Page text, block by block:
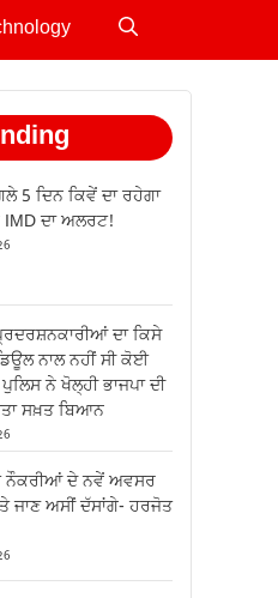
5 ਦਿਨ ਕਿਵੇਂ ਦਾ ਰਹੇਗਾ
ਦਾ ਅਲਰਟ!
ਦਾ ਕਿਸੇ
ਨਾਲ ਨਹੀਂ ਸੀ ਕੋਈ
ਨੇ ਖੋਲ੍ਹੀ ਭਾਜਪਾ ਦੀ
ਸਖ਼ਤ ਬਿਆਨ
ਨੌਕਰੀਆਂ ਦੇ ਨਵੇਂ ਅਵਸਰ
ਜਾਣ ਅਸੀਂ ਦੱਸਾਂਗੇ- ਹਰਜੋਤ